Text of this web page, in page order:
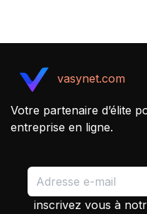
vasynet.com
Votre partenaire d’élite
entreprise en ligne.
inscrivez vous à